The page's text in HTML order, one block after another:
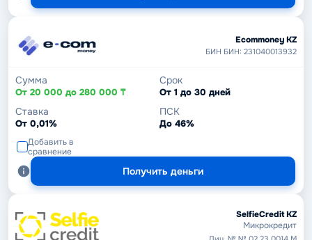
Ecommoney KZ
БИН БИН: 231040013932
Сумма
От 20 000 до 280 000 ₸
Срок
От 1 до 30 дней
Ставка
От 0,01%
ПСК
До 46%
Добавить в
сравнение
Получить деньги
SelfieCredit KZ
Микрокредит